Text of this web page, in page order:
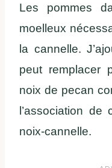
Les pommes
moelleux
la cannelle.
peut remplacer
noix de pecan
l’association de
noix-cannelle.